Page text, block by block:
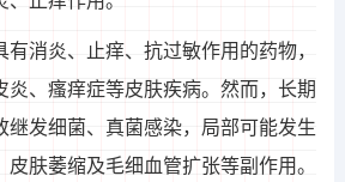
有消炎、止痒、抗过敏作用的药物，
炎、瘙痒症等皮肤疾病。然而，长期
继发细菌、真菌感染，局部可能发生
肤萎缩及毛细血管扩张等副作用。